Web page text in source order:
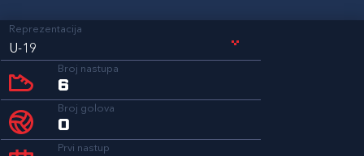
Reprezentacija
U-19
Broj nastupa
6
Broj golova
0
Prvi nastup